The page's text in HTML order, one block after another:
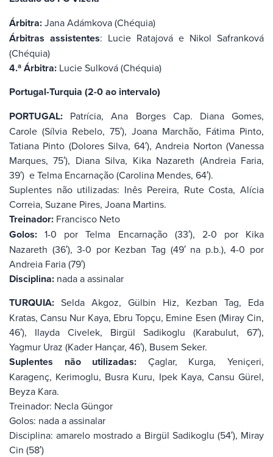
Árbitra:Jana Adámkova (Chéquia)
Árbitras assistentes: Lucie Ratajová e Nikol Safranková
(Chéquia)
4.ª Árbitra: Lucie Sulková (Chéquia)
Portugal-Turquia (2-0 ao intervalo)
PORTUGAL: Patrícia, Ana Borges Cap. Diana Gomes,
Carole (Sílvia Rebelo, 75′), Joana Marchão, Fátima Pinto,
Tatiana Pinto (Dolores Silva, 64′), Andreia Norton (Vanessa
Marques, 75′), Diana Silva, Kika Nazareth (Andreia Faria,
39′) e Telma Encarnação (Carolina Mendes, 64′).
Suplentes não utilizadas: Inês Pereira, Rute Costa, Alícia
Correia, Suzane Pires, Joana Martins.
Treinador: Francisco Neto
Golos: 1-0 por Telma Encarnação (33′), 2-0 por Kika
Nazareth (36′), 3-0 por Kezban Tag (49′ na p.b.), 4-0 por
Andreia Faria (79′)
Disciplina: nada a assinalar
TURQUIA: Selda Akgoz, Gülbin Hiz, Kezban Tag, Eda
Kratas, Cansu Nur Kaya, Ebru Topçu, Emine Esen (Miray Cin,
46′), Ilayda Civelek, Birgül Sadikoglu (Karabulut, 67′),
Yagmur Uraz (Kader Hançar, 46′), Busem Seker.
Suplentes não utilizadas: Çaglar, Kurga, Yeniçeri,
Karagenç, Kerimoglu, Busra Kuru, Ipek Kaya, Cansu Gürel,
Beyza Kara.
Treinador: Necla Güngor
Golos: nada a assinalar
Disciplina: amarelo mostrado a Birgül Sadikoglu (54′), Miray
Cin (58′)